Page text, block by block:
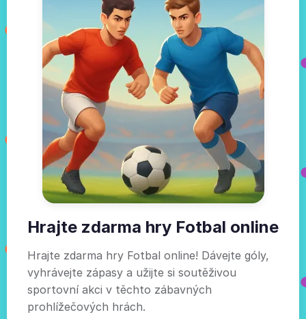
Hrajte zdarma hry Fotbal online
Hrajte zdarma hry Fotbal online! Dávejte góly,
vyhrávejte zápasy a užijte si soutěživou
sportovní akci v těchto zábavných
prohlížečových hrách.